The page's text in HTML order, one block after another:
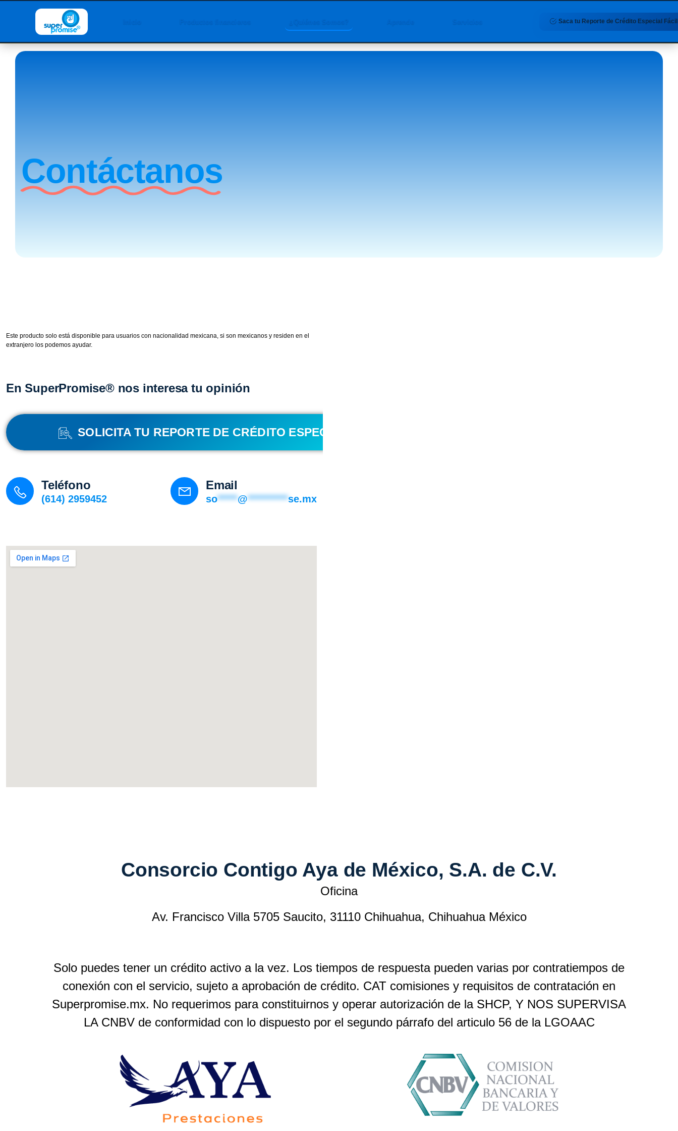
Servicios
Productos financieros ¿Quiénes Somos? Saca tu Reporte de Crédito Especial Fácil
Contáctanos
Este producto solo está disponible para usuarios con nacionalidad mexicana, si son mexicanos y residen en el
extranjero los podemos ayudar.
En SuperPromise® nos interesa tu opinión
SOLICITA TU REPORTE DE CRÉDITO ESPECIAL
Teléfono
(614) 2959452
Email
so*****@**********se.mx
Consorcio Contigo Aya de México, S.A. de C.V.
Oficina
Av. Francisco Villa 5705 Saucito, 31110 Chihuahua, Chihuahua México
Solo puedes tener un crédito activo a la vez. Los tiempos de respuesta pueden varias por contratiempos de
conexión con el servicio, sujeto a aprobación de crédito. CAT comisiones y requisitos de contratación en
Superpromise.mx. No requerimos para constituirnos y operar autorización de la SHCP, Y NOS SUPERVISA
LA CNBV de conformidad con lo dispuesto por el segundo párrafo del articulo 56 de la LGOAAC